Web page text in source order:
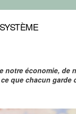
économie, de
que chacun garde